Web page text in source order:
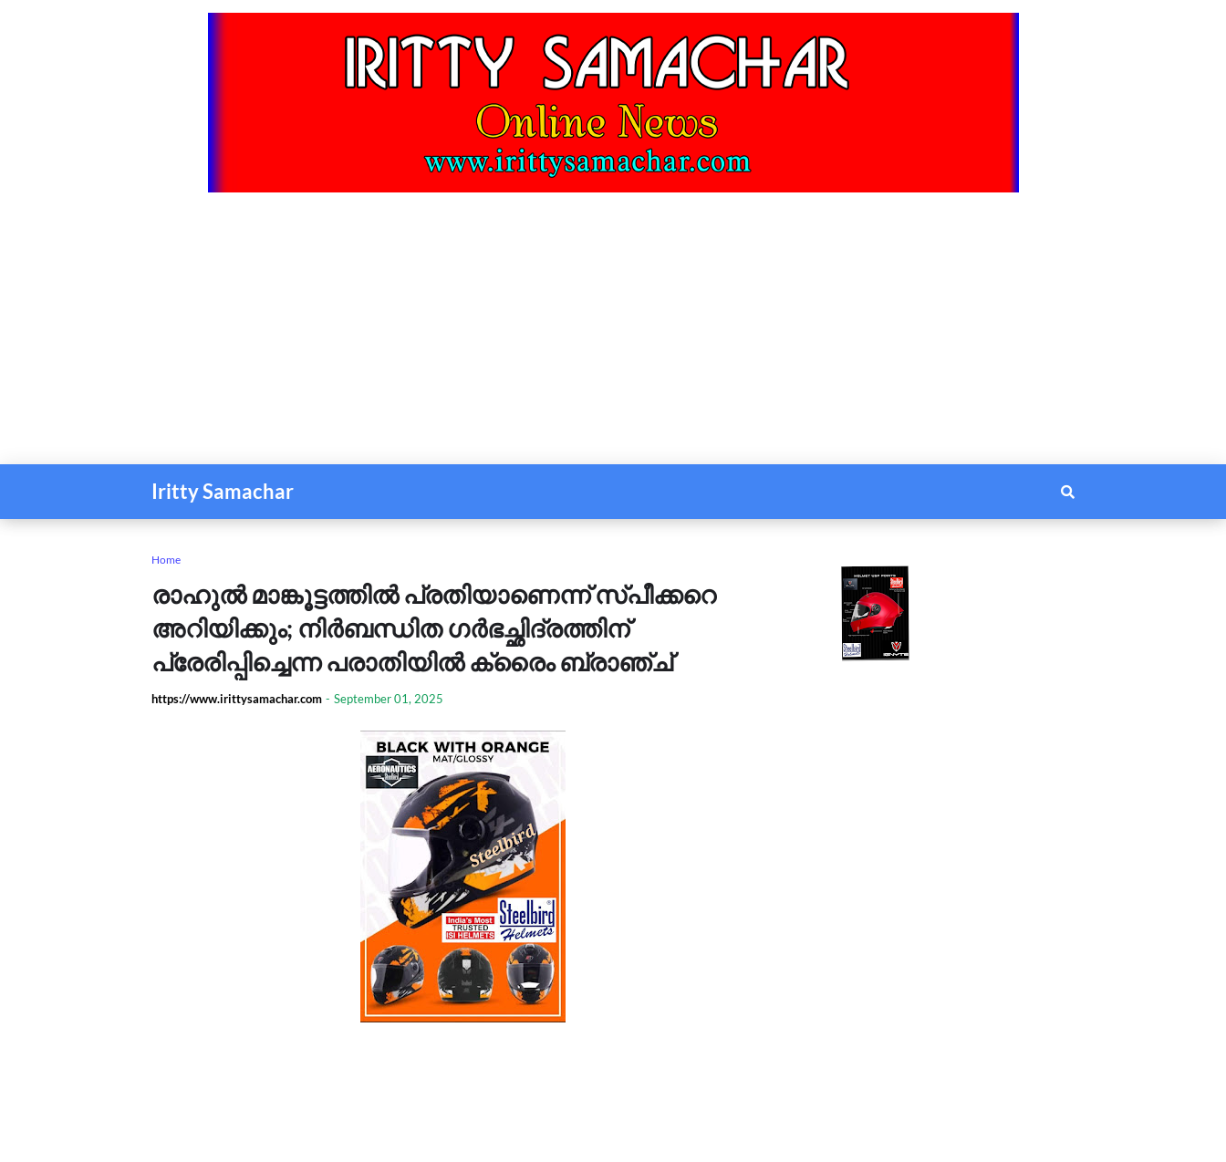
Iritty Samachar
Home
രാഹുൽ മാങ്കൂട്ടത്തിൽ പ്രതിയാണെന്ന് സ്പീക്കറെ
അറിയിക്കും; നിർബന്ധിത ഗർഭച്ഛിദ്രത്തിന്
പ്രേരിപ്പിച്ചെന്ന പരാതിയിൽ ക്രൈം ബ്രാഞ്ച്
https://www.irittysamachar.com - September 01, 2025